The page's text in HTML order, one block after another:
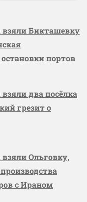
взяли Бикташевку
портов
два посёлка
грезит о
Ольговку,
с Ираном